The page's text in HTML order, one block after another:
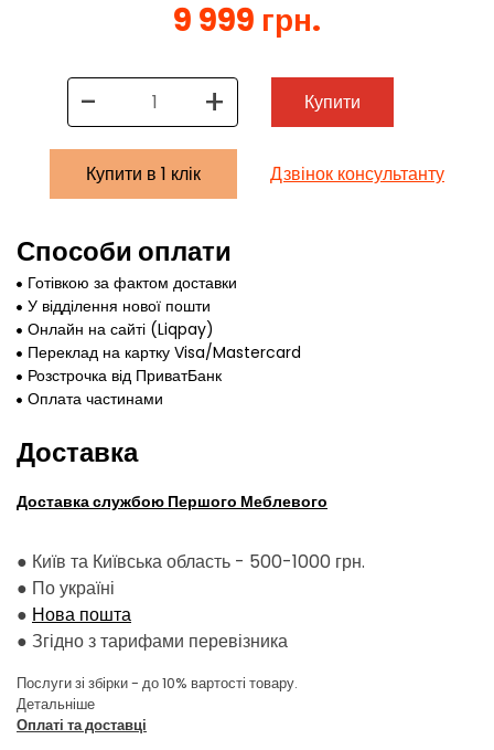
9 999 грн.
- + Купити
Купити в 1 клік Дзвінок консультанту
Способи оплати
Готівкою за фактом доставки
У відділення нової пошти
Онлайн на сайті (Liqpay)
Переклад на картку Visa/Mastercard
Розстрочка від ПриватБанк
Оплата частинами
Доставка
Доставка службою Першого Меблевого
● Київ та Київська область - 500-1000 грн.
● По україні
● Нова пошта
● Згідно з тарифами перевізника
Послуги зі збірки - до 10% вартості товару.
Детальніше
Оплаті та доставці